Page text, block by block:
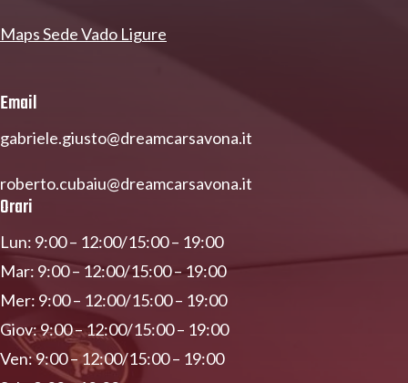
Maps Sede Vado Ligure
Email
gabriele.giusto@dreamcarsavona.it
roberto.cubaiu@dreamcarsavona.it
Orari
Lun: 9:00 – 12:00/15:00 – 19:00
Mar: 9:00 – 12:00/15:00 – 19:00
Mer: 9:00 – 12:00/15:00 – 19:00
Giov: 9:00 – 12:00/15:00 – 19:00
Ven: 9:00 – 12:00/15:00 – 19:00